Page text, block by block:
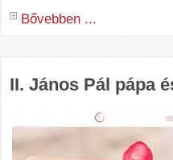
Bővebben ...
II. János Pál pápa